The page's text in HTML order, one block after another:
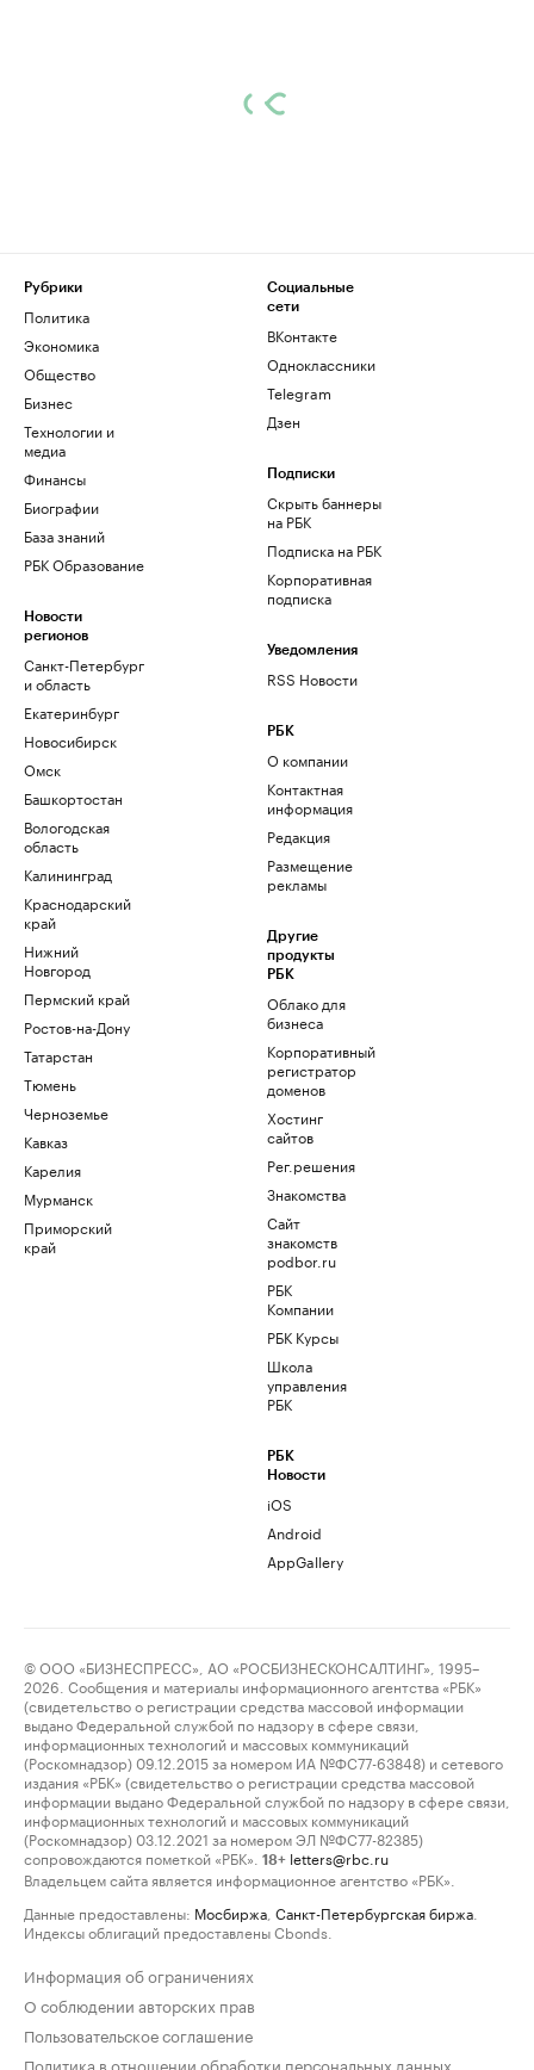
Рубрики
Политика
Экономика
Общество
Бизнес
Технологии и
медиа
Финансы
Биографии
База знаний
РБК Образование
Новости
регионов
Санкт-Петербург
и область
Екатеринбург
Новосибирск
Омск
Башкортостан
Вологодская
область
Калининград
Краснодарский
край
Нижний
Новгород
Пермский край
Ростов-на-Дону
Татарстан
Тюмень
Черноземье
Кавказ
Карелия
Мурманск
Приморский
край
Социальные
сети
ВКонтакте
Одноклассники
Telegram
Дзен
Подписки
Скрыть баннеры
на РБК
Подписка на РБК
Корпоративная
подписка
Уведомления
RSS Новости
РБК
О компании
Контактная
информация
Редакция
Размещение
рекламы
Другие
продукты
РБК
Облако для
бизнеса
Корпоративный
регистратор
доменов
Хостинг
сайтов
Рег.решения
Знакомства
Сайт
знакомств
podbor.ru
РБК
Компании
РБК Курсы
Школа
управления
РБК
РБК
Новости
iOS
Android
AppGallery
© ООО «БИЗНЕСПРЕСС», АО «РОСБИЗНЕСКОНСАЛТИНГ», 1995–
2026. Сообщения и материалы информационного агентства «РБК»
(свидетельство о регистрации средства массовой информации
выдано Федеральной службой по надзору в сфере связи,
информационных технологий и массовых коммуникаций
(Роскомнадзор) 09.12.2015 за номером ИА №ФС77-63848) и сетевого
издания «РБК» (свидетельство о регистрации средства массовой
информации выдано Федеральной службой по надзору в сфере связи,
информационных технологий и массовых коммуникаций
(Роскомнадзор) 03.12.2021 за номером ЭЛ №ФС77-82385)
сопровождаются пометкой «РБК».
18+ letters@rbc.ru
Владельцем сайта является информационное агентство «РБК».
Данные предоставлены: Мосбиржа Санкт-Петербургская биржа
Индексы облигаций предоставлены Cbonds.
Информация об ограничениях
О соблюдении авторских прав
Пользовательское соглашение
Политика в отношении обработки персональных данных